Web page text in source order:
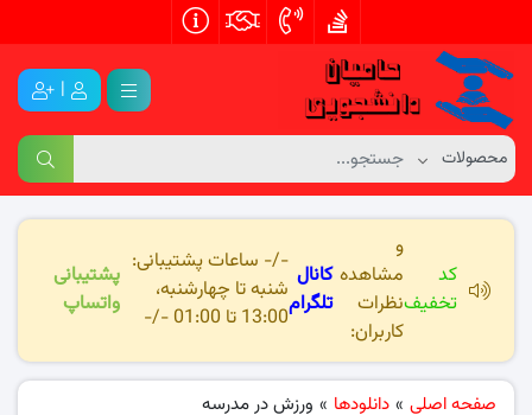
|
کد
تخفیف
و
مشاهده
نظرات
کاربران:
کانال
تلگرام
-/- ساعات پشتیبانی:
شنبه تا چهارشنبه،
13:00 تا 01:00 -/-
پشتیبانی
واتساپ
صفحه اصلی » دانلودها » ورزش در مدرسه